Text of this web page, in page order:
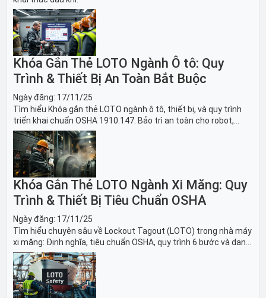
Khóa Gắn Thẻ LOTO Ngành Ô tô: Quy
Trình & Thiết Bị An Toàn Bắt Buộc
Ngày đăng: 17/11/25
Tìm hiểu Khóa gắn thẻ LOTO ngành ô tô, thiết bị, và quy trình
triển khai chuẩn OSHA 1910.147. Bảo trì an toàn cho robot,
băng tải sản xuất ô tô và dây chuyền lắp ráp xe hơi.
Khóa Gắn Thẻ LOTO Ngành Xi Măng: Quy
Trình & Thiết Bị Tiêu Chuẩn OSHA
Ngày đăng: 17/11/25
Tìm hiểu chuyên sâu về Lockout Tagout (LOTO) trong nhà máy
xi măng: Định nghĩa, tiêu chuẩn OSHA, quy trình 6 bước và danh
sách thiết bị LOTO thiết yếu. Giải pháp bảo trì lò nung, máy
nghiền an toàn.